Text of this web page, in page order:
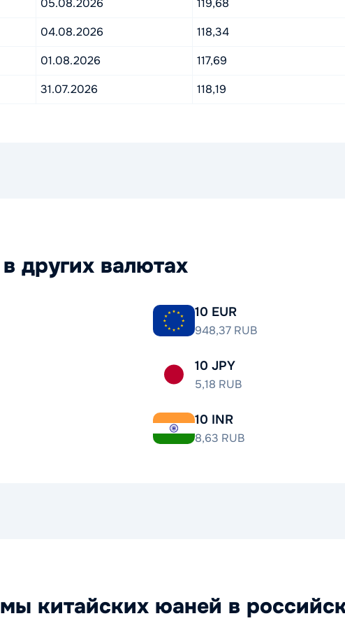
05.08.2026 119,68
04.08.2026 118,34
01.08.2026 117,69
31.07.2026 118,19
других валютах
10 EUR
948,37 RUB
10 JPY
5,18 RUB
10 INR
8,63 RUB
китайских юаней в